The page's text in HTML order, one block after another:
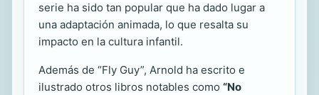
serie ha sido tan popular que ha dado lugar a
una adaptación animada, lo que resalta su
impacto en la cultura infantil.
Además de “Fly Guy”, Arnold ha escrito e
ilustrado otros libros notables como “No